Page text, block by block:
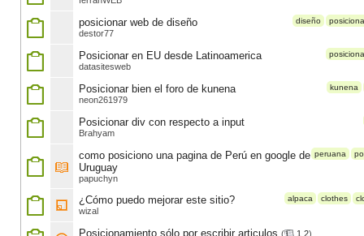
diseño
posicionar web de diseño
destor77
Posicionar en EU desde Latinoamerica
datasitesweb
kunena
Posicionar bien el foro de kunena
neon261979
Posicionar div con respecto a input
Brahyam
peruana
como posiciono una pagina de Perú en google de
Uruguay
papuchyn
alpaca clothes
¿Cómo puedo mejorar este sitio?
wizal
Posicionamiento sólo por escribir articulos ( 1 2)